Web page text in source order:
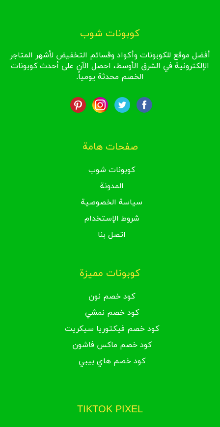
كوبونات شوب
أفضل موقع للكوبونات وأكواد وقسائم التخفيض لأشهر المتاجر
الإلكترونية في الشرق الأوسط، احصل الآن على أحدث كوبونات
الخصم محدثة يومياً.
صفحات هامة
كوبونات شوب
المدونة
سياسة الخصوصية
شروط الإستخدام
اتصل بنا
كوبونات مميزة
كود خصم نون
كود خصم نمشي
كود خصم فيكتوريا سيكريت
كود خصم ماكس فاشون
كود خصم هاي بيبي
TIKTOK PIXEL